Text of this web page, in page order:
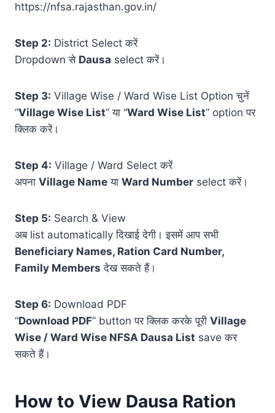
https://nfsa.rajasthan.gov.in/
Step 2: District Select करें
Dropdown से Dausa select करें।
Step 3: Village Wise / Ward Wise List Option चुनें
“Village Wise List” या “Ward Wise List” option पर
क्लिक करें।
Step 4: Village / Ward Select करें
अपना Village Name या Ward Number select करें।
Step 5: Search & View
अब list automatically दिखाई देगी। इसमें आप सभी
Beneficiary Names, Ration Card Number,
Family Members देख सकते हैं।
Step 6: Download PDF
“Download PDF” button पर क्लिक करके पूरी Village
Wise / Ward Wise NFSA Dausa List save कर
सकते हैं।
How to View Dausa Ration